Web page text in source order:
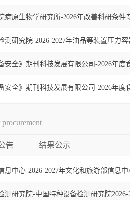
病原生物学研究所-2026年改善科研条件
测研究院-2026-2027年油品等装置压力
安全》期刊科技发展有限公司-2026年
安全》期刊科技发展有限公司-2026年
告 结果公示
息中心-2026-2027年文化和旅游部信息
测研究院-中国特种设备检测研究院